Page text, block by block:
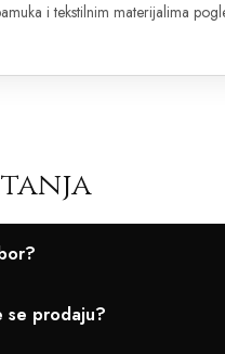
i tekstilnim materijalima
se prodaju?